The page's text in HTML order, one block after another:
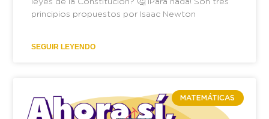
principios propuestos por Isaac Newton
SEGUIR LEYENDO
MATEMÁTICAS